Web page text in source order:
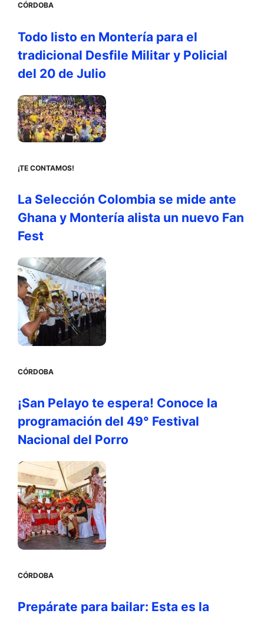
CÓRDOBA
Todo listo en Montería para el
tradicional Desfile Militar y Policial
del 20 de Julio
¡TE CONTAMOS!
La Selección Colombia se mide ante
Ghana y Montería alista un nuevo Fan
Fest
CÓRDOBA
¡San Pelayo te espera! Conoce la
programación del 49° Festival
Nacional del Porro
CÓRDOBA
Prepárate para bailar: Esta es la